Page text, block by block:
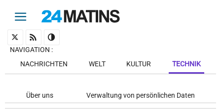
NAVIGATION :
NACHRICHTEN
WELT KULTUR TECHNIK
Über uns Verwaltung von persönlichen Daten